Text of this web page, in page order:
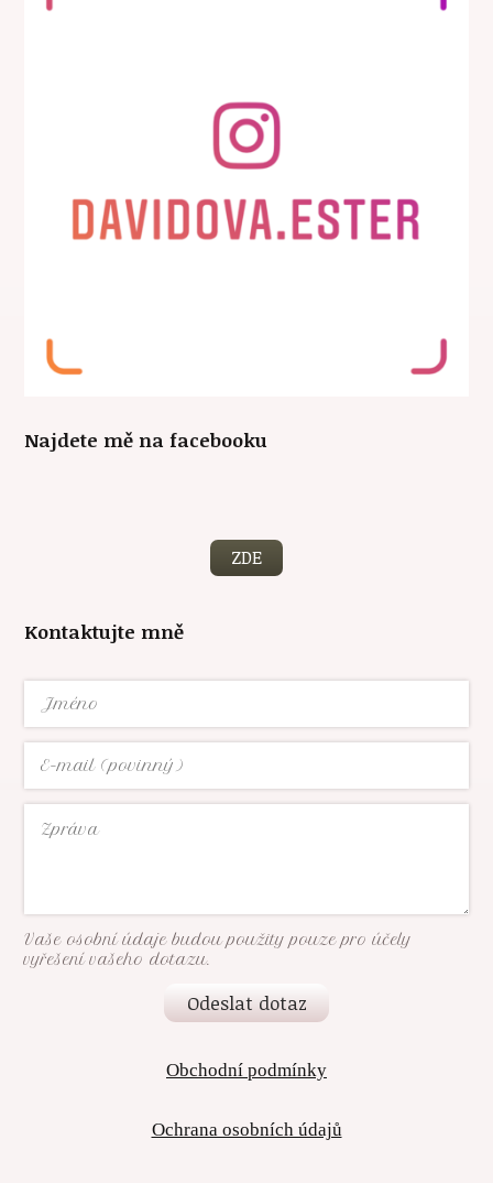
Najdete mě na facebooku
ZDE
Kontaktujte mně
Vaše osobní údaje budou použity pouze pro účely
vyřešení vašeho dotazu.
Odeslat dotaz
Obchodní podmínky
Ochrana osobních údajů